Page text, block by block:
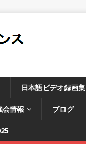
日本語ビデオ録画集
情報 ブログ